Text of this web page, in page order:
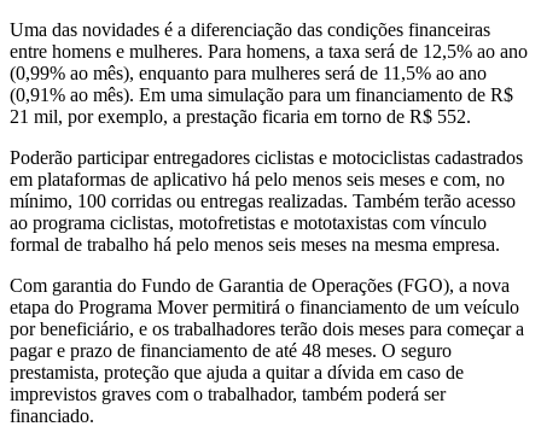
Uma das novidades é a diferenciação das condições financeiras
entre homens e mulheres. Para homens, a taxa será de 12,5% ao ano
(0,99% ao mês), enquanto para mulheres será de 11,5% ao ano
(0,91% ao mês). Em uma simulação para um financiamento de R$
21 mil, por exemplo, a prestação ficaria em torno de R$ 552.
Poderão participar entregadores ciclistas e motociclistas cadastrados
em plataformas de aplicativo há pelo menos seis meses e com, no
mínimo, 100 corridas ou entregas realizadas. Também terão acesso
ao programa ciclistas, motofretistas e mototaxistas com vínculo
formal de trabalho há pelo menos seis meses na mesma empresa.
Com garantia do Fundo de Garantia de Operações (FGO), a nova
etapa do Programa Mover permitirá o financiamento de um veículo
por beneficiário, e os trabalhadores terão dois meses para começar a
pagar e prazo de financiamento de até 48 meses. O seguro
prestamista, proteção que ajuda a quitar a dívida em caso de
imprevistos graves com o trabalhador, também poderá ser
financiado.